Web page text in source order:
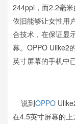
244ppi，而2.2毫
依旧能够让女性用
合技术，在保证显
幕。OPPO Ulike2
英寸屏幕的手机中
说到OPPO
在4.5英寸屏幕的